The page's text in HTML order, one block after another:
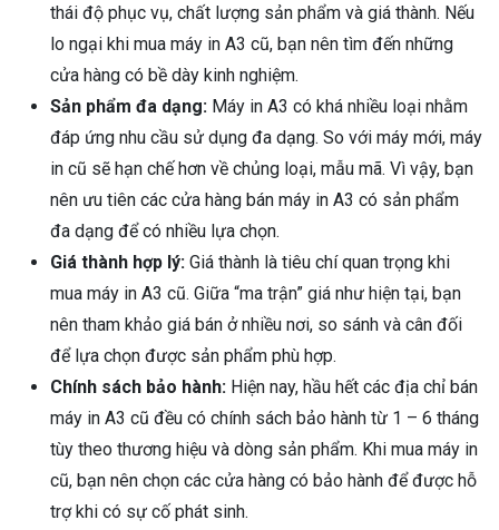
thái độ phục vụ, chất lượng sản phẩm và giá thành. Nếu
lo ngại khi mua máy in A3 cũ, bạn nên tìm đến những
cửa hàng có bề dày kinh nghiệm.
Sản phẩm đa dạng: Máy in A3 có khá nhiều loại nhằm
đáp ứng nhu cầu sử dụng đa dạng. So với máy mới, máy
in cũ sẽ hạn chế hơn về chủng loại, mẫu mã. Vì vậy, bạn
nên ưu tiên các cửa hàng bán máy in A3 có sản phẩm
đa dạng để có nhiều lựa chọn.
Giá thành hợp lý: Giá thành là tiêu chí quan trọng khi
mua máy in A3 cũ. Giữa “ma trận” giá như hiện tại, bạn
nên tham khảo giá bán ở nhiều nơi, so sánh và cân đối
để lựa chọn được sản phẩm phù hợp.
Chính sách bảo hành: Hiện nay, hầu hết các địa chỉ bán
máy in A3 cũ đều có chính sách bảo hành từ 1 – 6 tháng
tùy theo thương hiệu và dòng sản phẩm. Khi mua máy in
cũ, bạn nên chọn các cửa hàng có bảo hành để được hỗ
trợ khi có sự cố phát sinh.